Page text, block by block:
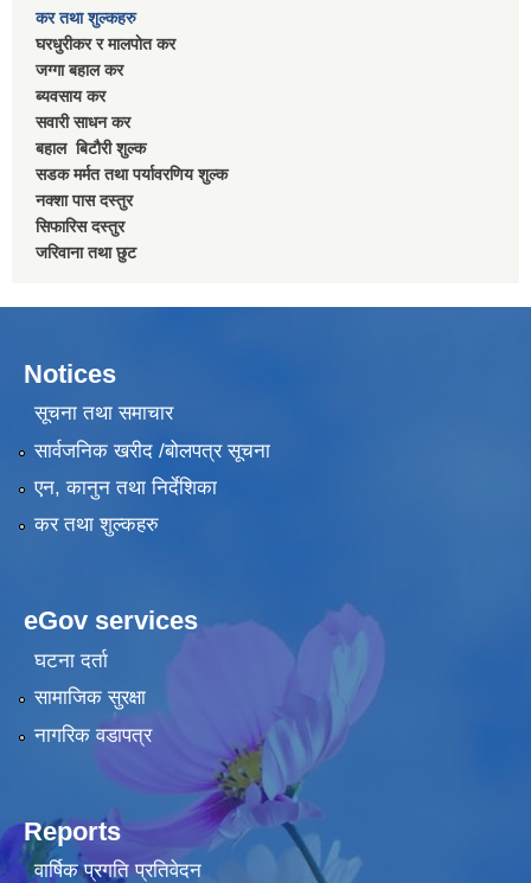
कर तथा शुल्कहरु
घरधुरीकर र मालपाेत कर
जग्गा बहाल कर
ब्यवसाय कर
सवारी साधन कर
बहाल बिटाैरी शुल्क
सडक मर्मत तथा पर्यावरणिय शुल्क
नक्शा पास दस्तुर
सिफारिस दस्तुर
जरिवाना तथा छुट
Notices
सूचना तथा समाचार
सार्वजनिक खरीद /बोलपत्र सूचना
एन, कानुन तथा निर्देशिका
कर तथा शुल्कहरु
eGov services
घटना दर्ता
सामाजिक सुरक्षा
नागरिक वडापत्र
Reports
वार्षिक प्रगति प्रतिवेदन